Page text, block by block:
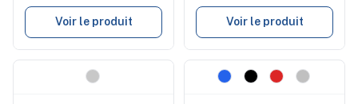
Voir le produit Voir le produit
Nouveau